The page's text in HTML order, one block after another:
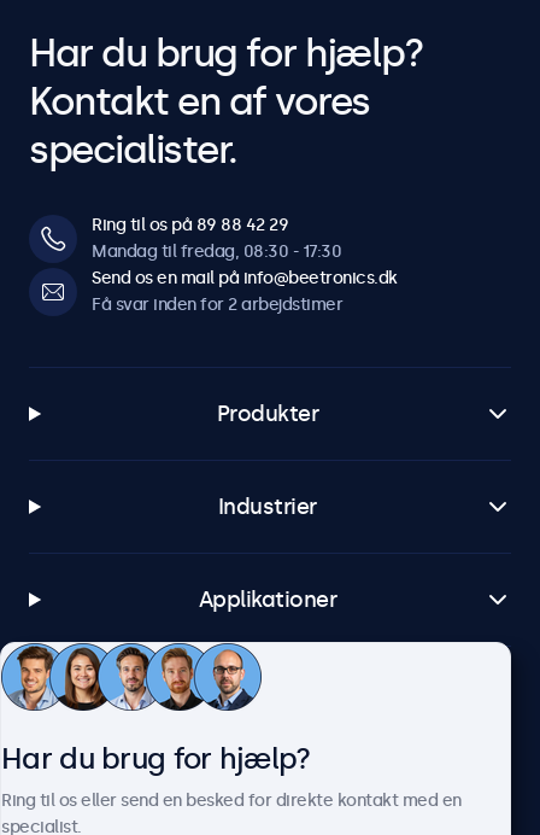
Har du brug for hjælp?
Kontakt en af vores
specialister.
Ring til os på 89 88 42 29
Mandag til fredag, 08:30 - 17:30
Send os en mail på info@beetronics.dk
Få svar inden for 2 arbejdstimer
Produkter
Industrier
Applikationer
Kundeservice
Har du brug for hjælp?
Ring til os eller send en besked for direkte kontakt med en
specialist.